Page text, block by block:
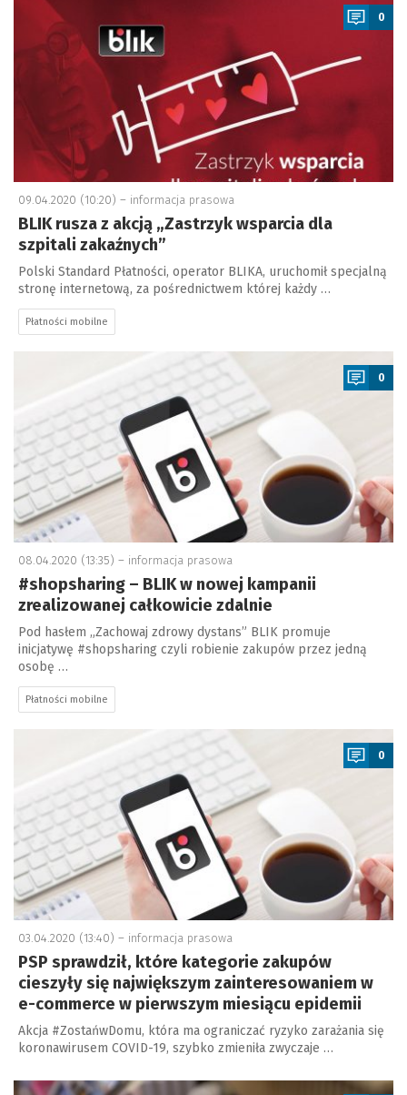
0
09.04.2020 (10:20) – informacja prasowa
BLIK rusza z akcją „Zastrzyk wsparcia dla
szpitali zakaźnych”
Polski Standard Płatności, operator BLIKA, uruchomił specjalną
stronę internetową, za pośrednictwem której każdy …
Płatności mobilne
0
08.04.2020 (13:35) – informacja prasowa
#shopsharing – BLIK w nowej kampanii
zrealizowanej całkowicie zdalnie
Pod hasłem „Zachowaj zdrowy dystans” BLIK promuje
inicjatywę #shopsharing czyli robienie zakupów przez jedną
osobę …
Płatności mobilne
0
03.04.2020 (13:40) – informacja prasowa
PSP sprawdził, które kategorie zakupów
cieszyły się największym zainteresowaniem w
e-commerce w pierwszym miesiącu epidemii
Akcja #ZostańwDomu, która ma ograniczać ryzyko zarażania się
koronawirusem COVID-19, szybko zmieniła zwyczaje …
a